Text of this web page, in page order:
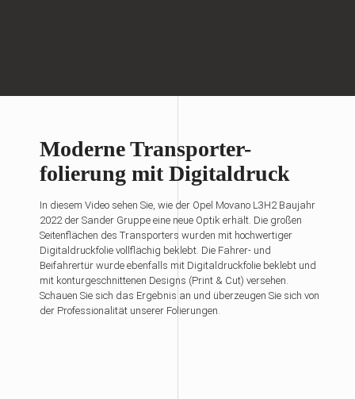
Moderne Transporter-
folierung mit Digitaldruck
In diesem Video sehen Sie, wie der Opel Movano L3H2 Baujahr
2022 der Sander Gruppe eine neue Optik erhält. Die großen
Seitenflächen des Transporters wurden mit hochwertiger
Digitaldruckfolie vollflächig beklebt. Die Fahrer- und
Beifahrertür wurde ebenfalls mit Digitaldruckfolie beklebt und
mit konturgeschnittenen Designs (Print & Cut) versehen.
Schauen Sie sich das Ergebnis an und überzeugen Sie sich von
der Professionalität unserer Folierungen.